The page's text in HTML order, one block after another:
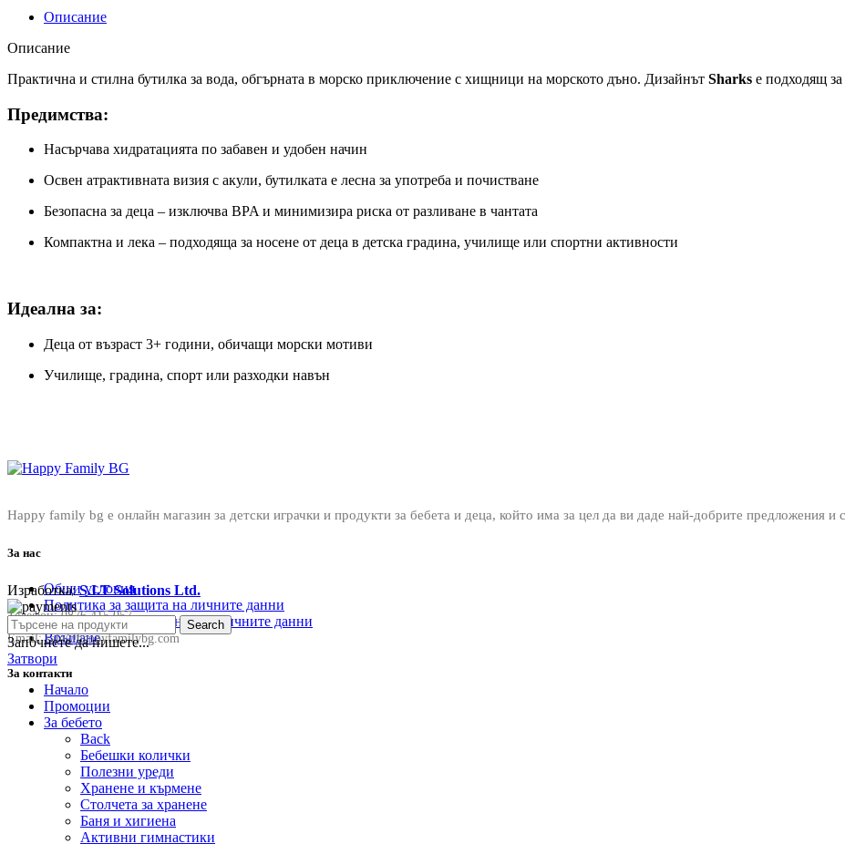
Описание
Описание
Практична и стилна бутилка за вода, обгърната в морско приключение с хищници на морското дъно. Дизайнът Sharks е подходящ
Предимства:
Насърчава хидратацията по забавен и удобен начин
Освен атрактивната визия с акули, бутилката е лесна за употреба и почистване
Безопасна за деца – изключва BPA и минимизира риска от разливане в чантата
Компактна и лека – подходяща за носене от деца в детска градина, училище или спортни активности
Идеална за:
Деца от възраст 3+ години, обичащи морски мотиви
Училище, градина, спорт или разходки навън
Happy family bg е онлайн магазин за детски играчки и продукти за бебета и деца, който има за цел да ви даде най-добрите предложения и
За нас
Общи условия
Политика за защита на личните данни
Политика за съхранение на личните данни
Връщане
За контакти
Телефон:0876 415 057
Email:sale@happyfamilybg.com
Изработка:S.I.T Solutions Ltd.
Search
Започнете да пишете...
Затвори
Начало
Промоции
За бебето
Back
Бебешки колички
Полезни уреди
Хранене и кърмене
Столчета за хранене
Баня и хигиена
Активни гимнастики